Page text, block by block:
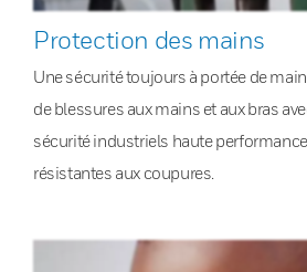
Protection des mains
Une sécurité toujours à portée de
de blessures aux mains et aux bras
sécurité industriels haute
résistantes aux coupures.